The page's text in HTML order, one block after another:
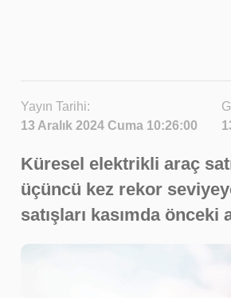
Yayın Tarihi:
13 Aralık 2024 Cuma 10:26:00
Küresel elektrikli araç
üçüncü kez rekor
satışları kasımda